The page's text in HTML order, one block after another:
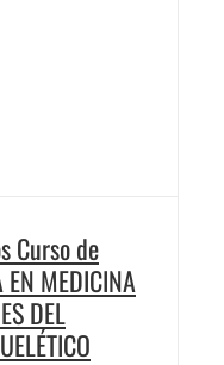
Curso de
MEDICINA
DEL